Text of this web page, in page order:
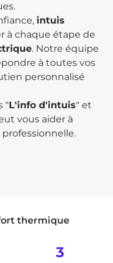
intuis
à chaque étape de
. Notre équipe
à toutes vos
personnalisé
"L'info d'intuis" et
vous aider à
thermique
3